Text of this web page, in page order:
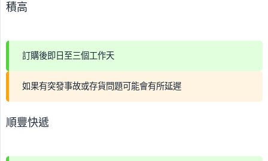
積高
訂購後即日至三個工作天
如果有突發事故或存貨問題可能會有所延遲
順豐快遞